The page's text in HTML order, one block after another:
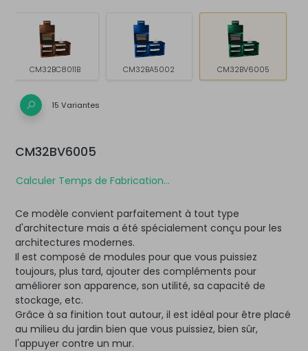
CM32BC8011B CM32BA5002 CM32BV6005
15 Variantes
CM32BV6005
Calculer Temps de Fabrication...
Ce modèle convient parfaitement à tout type
d'architecture mais a été spécialement conçu pour les
architectures modernes.
Il est composé de modules pour que vous puissiez
toujours, plus tard, ajouter des compléments pour
améliorer son apparence, son utilité, sa capacité de
stockage, etc.
Grâce à sa finition tout autour, il est idéal pour être placé
au milieu du jardin bien que vous puissiez, bien sûr,
l'appuyer contre un mur.